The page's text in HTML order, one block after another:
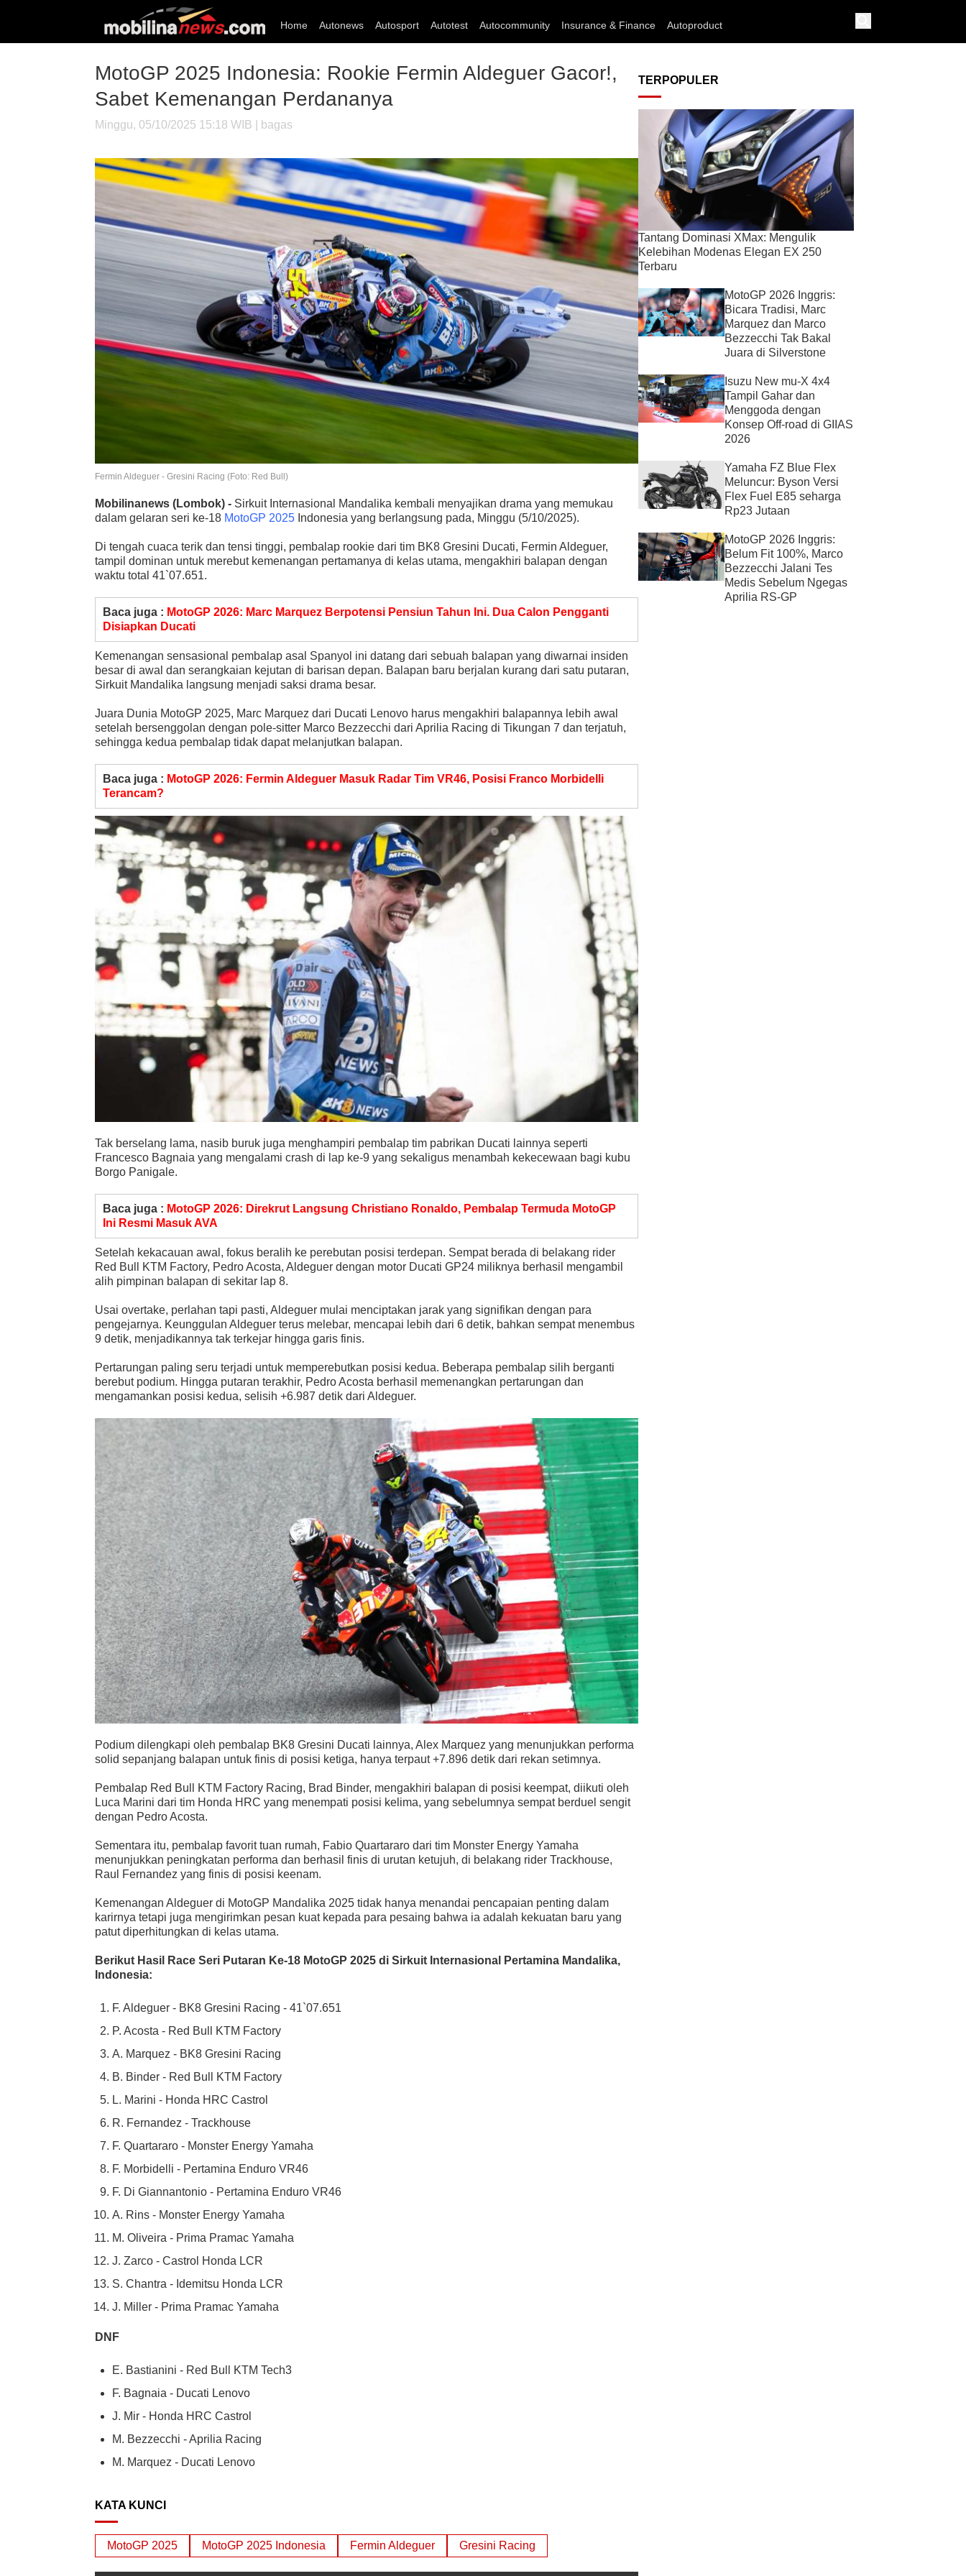
Home Autonews Autosport Autotest Autocommunity Insurance & Finance Autoproduct
MotoGP 2025 Indonesia: Rookie Fermin Aldeguer Gacor!,
Sabet Kemenangan Perdananya
Minggu, 05/10/2025 15:18 WIB | bagas
Fermin Aldeguer - Gresini Racing (Foto: Red Bull)
Mobilinanews (Lombok) - Sirkuit Internasional Mandalika kembali menyajikan drama yang memukau
dalam gelaran seri ke-18 MotoGP 2025 Indonesia yang berlangsung pada, Minggu (5/10/2025).
Di tengah cuaca terik dan tensi tinggi, pembalap rookie dari tim BK8 Gresini Ducati, Fermin Aldeguer,
tampil dominan untuk merebut kemenangan pertamanya di kelas utama, mengakhiri balapan dengan
waktu total 41`07.651.
Baca juga : MotoGP 2026: Marc Marquez Berpotensi Pensiun Tahun Ini. Dua Calon Pengganti
Disiapkan Ducati
Kemenangan sensasional pembalap asal Spanyol ini datang dari sebuah balapan yang diwarnai insiden
besar di awal dan serangkaian kejutan di barisan depan. Balapan baru berjalan kurang dari satu putaran,
Sirkuit Mandalika langsung menjadi saksi drama besar.
Juara Dunia MotoGP 2025, Marc Marquez dari Ducati Lenovo harus mengakhiri balapannya lebih awal
setelah bersenggolan dengan pole-sitter Marco Bezzecchi dari Aprilia Racing di Tikungan 7 dan terjatuh,
sehingga kedua pembalap tidak dapat melanjutkan balapan.
Baca juga : MotoGP 2026: Fermin Aldeguer Masuk Radar Tim VR46, Posisi Franco Morbidelli
Terancam?
Tak berselang lama, nasib buruk juga menghampiri pembalap tim pabrikan Ducati lainnya seperti
Francesco Bagnaia yang mengalami crash di lap ke-9 yang sekaligus menambah kekecewaan bagi kubu
Borgo Panigale.
Baca juga : MotoGP 2026: Direkrut Langsung Christiano Ronaldo, Pembalap Termuda MotoGP
Ini Resmi Masuk AVA
Setelah kekacauan awal, fokus beralih ke perebutan posisi terdepan. Sempat berada di belakang rider
Red Bull KTM Factory, Pedro Acosta, Aldeguer dengan motor Ducati GP24 miliknya berhasil mengambil
alih pimpinan balapan di sekitar lap 8.
Usai overtake, perlahan tapi pasti, Aldeguer mulai menciptakan jarak yang signifikan dengan para
pengejarnya. Keunggulan Aldeguer terus melebar, mencapai lebih dari 6 detik, bahkan sempat menembus
9 detik, menjadikannya tak terkejar hingga garis finis.
Pertarungan paling seru terjadi untuk memperebutkan posisi kedua. Beberapa pembalap silih berganti
berebut podium. Hingga putaran terakhir, Pedro Acosta berhasil memenangkan pertarungan dan
mengamankan posisi kedua, selisih +6.987 detik dari Aldeguer.
Podium dilengkapi oleh pembalap BK8 Gresini Ducati lainnya, Alex Marquez yang menunjukkan performa
solid sepanjang balapan untuk finis di posisi ketiga, hanya terpaut +7.896 detik dari rekan setimnya.
Pembalap Red Bull KTM Factory Racing, Brad Binder, mengakhiri balapan di posisi keempat, diikuti oleh
Luca Marini dari tim Honda HRC yang menempati posisi kelima, yang sebelumnya sempat berduel sengit
dengan Pedro Acosta.
Sementara itu, pembalap favorit tuan rumah, Fabio Quartararo dari tim Monster Energy Yamaha
menunjukkan peningkatan performa dan berhasil finis di urutan ketujuh, di belakang rider Trackhouse,
Raul Fernandez yang finis di posisi keenam.
Kemenangan Aldeguer di MotoGP Mandalika 2025 tidak hanya menandai pencapaian penting dalam
karirnya tetapi juga mengirimkan pesan kuat kepada para pesaing bahwa ia adalah kekuatan baru yang
patut diperhitungkan di kelas utama.
Berikut Hasil Race Seri Putaran Ke-18 MotoGP 2025 di Sirkuit Internasional Pertamina Mandalika,
Indonesia:
F. Aldeguer - BK8 Gresini Racing - 41`07.651
P. Acosta - Red Bull KTM Factory
A. Marquez - BK8 Gresini Racing
B. Binder - Red Bull KTM Factory
L. Marini - Honda HRC Castrol
R. Fernandez - Trackhouse
F. Quartararo - Monster Energy Yamaha
F. Morbidelli - Pertamina Enduro VR46
F. Di Giannantonio - Pertamina Enduro VR46
A. Rins - Monster Energy Yamaha
M. Oliveira - Prima Pramac Yamaha
J. Zarco - Castrol Honda LCR
S. Chantra - Idemitsu Honda LCR
J. Miller - Prima Pramac Yamaha
DNF
E. Bastianini - Red Bull KTM Tech3
F. Bagnaia - Ducati Lenovo
J. Mir - Honda HRC Castrol
M. Bezzecchi - Aprilia Racing
M. Marquez - Ducati Lenovo
KATA KUNCI
MotoGP 2025 MotoGP 2025 Indonesia Fermin Aldeguer Gresini Racing
TERPOPULER
Tantang Dominasi XMax: Mengulik
Kelebihan Modenas Elegan EX 250
Terbaru
MotoGP 2026 Inggris:
Bicara Tradisi, Marc
Marquez dan Marco
Bezzecchi Tak Bakal
Juara di Silverstone
Isuzu New mu-X 4x4
Tampil Gahar dan
Menggoda dengan
Konsep Off-road di GIIAS
2026
Yamaha FZ Blue Flex
Meluncur: Byson Versi
Flex Fuel E85 seharga
Rp23 Jutaan
MotoGP 2026 Inggris:
Belum Fit 100%, Marco
Bezzecchi Jalani Tes
Medis Sebelum Ngegas
Aprilia RS-GP